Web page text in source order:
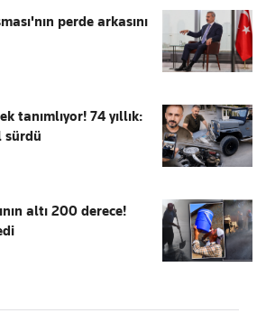
perde arkasını
tanımlıyor! 74 yıllık:
sürdü
altı 200 derece!